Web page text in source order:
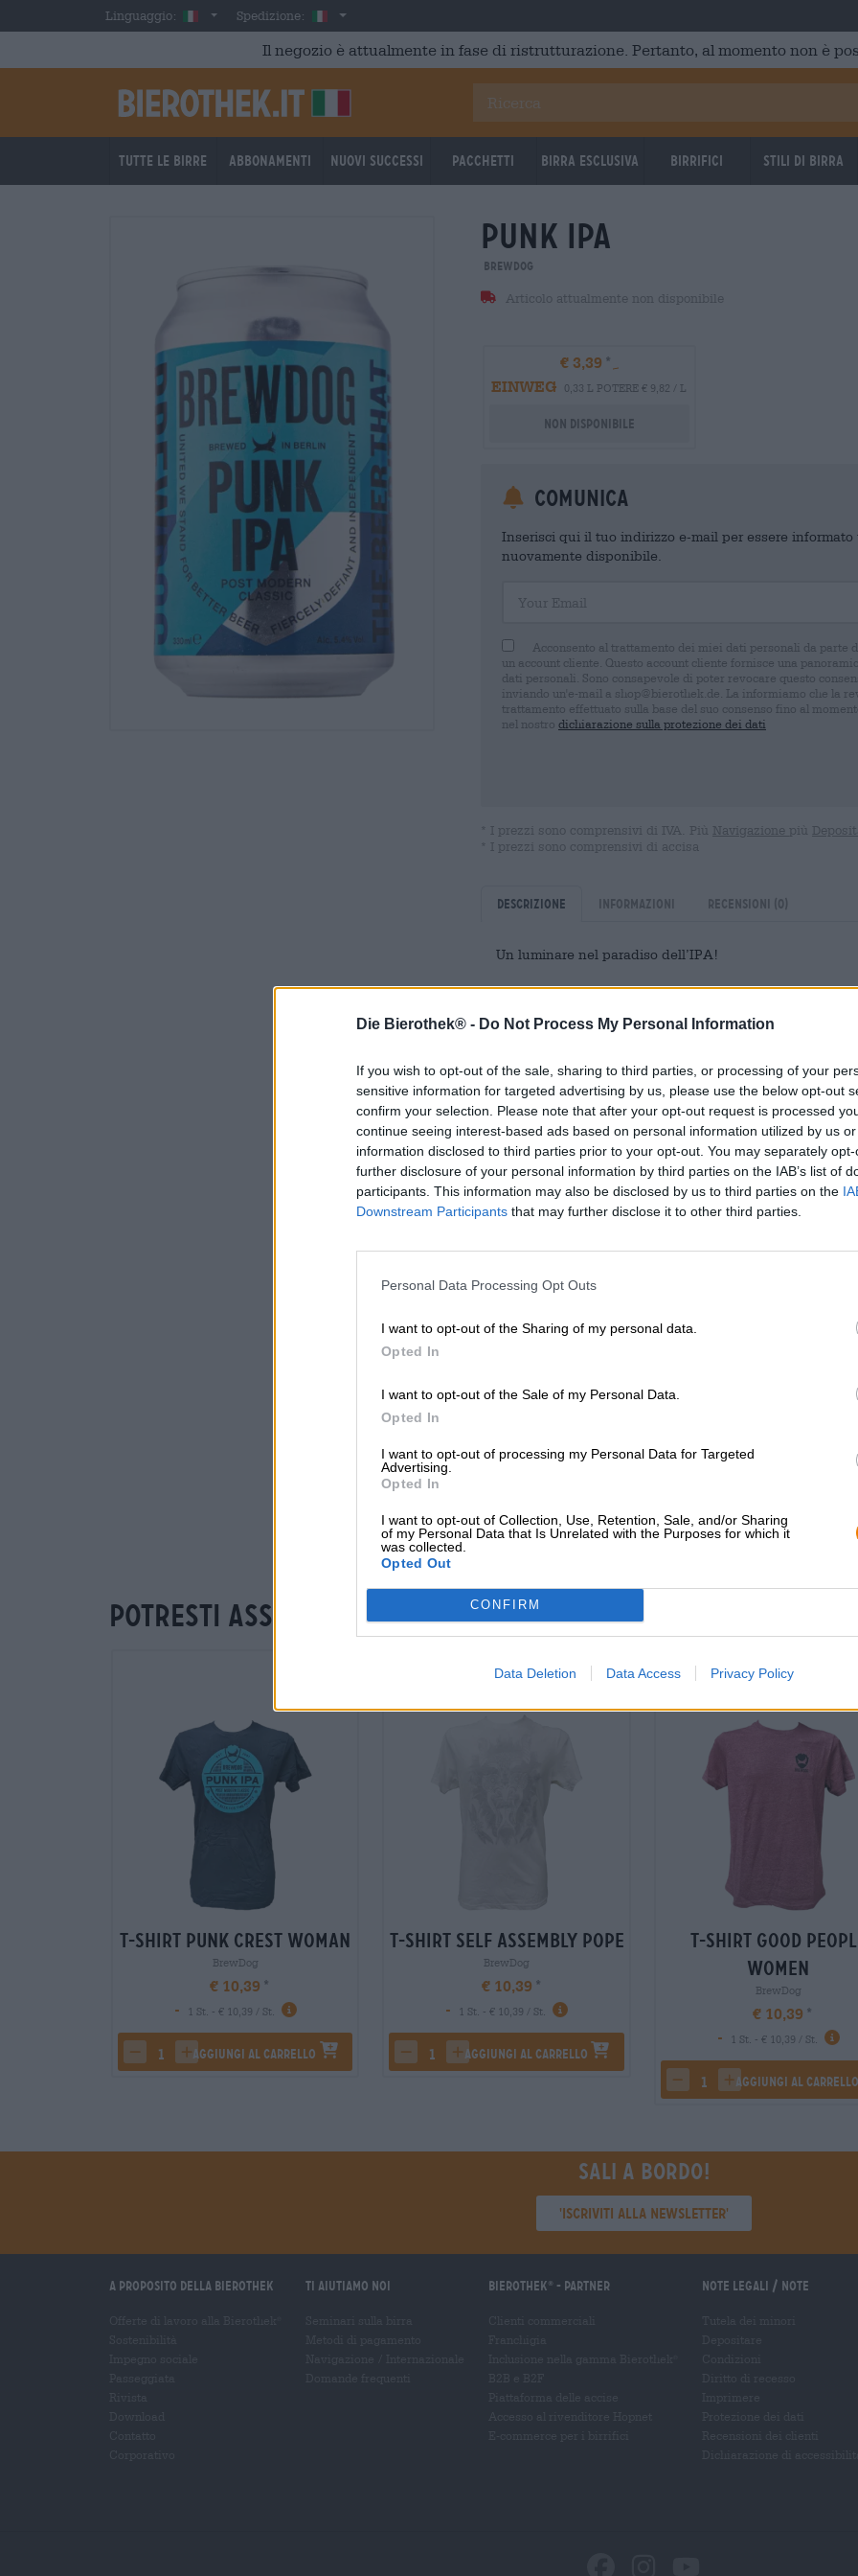
Die Bierothek® - Do Not Process My Personal Information
If you wish to opt-out of the sale, sharing to third parties, or processing of your
sensitive information for targeted advertising by us, please use the below opt-out
confirm your selection. Please note that after your opt-out request is processed
continue seeing interest-based ads based on personal information utilized by us
information disclosed to third parties prior to your opt-out. You may separately
further disclosure of your personal information by third parties on the IAB’s list of
participants. This information may also be disclosed by us to third parties on the
Downstream Participants that may further disclose it to other third parties.
Personal Data Processing Opt Outs
I want to opt-out of the Sharing of my personal data.
Opted In
I want to opt-out of the Sale of my Personal Data.
Opted In
I want to opt-out of processing my Personal Data for Targeted
Advertising.
Opted In
I want to opt-out of Collection, Use, Retention, Sale, and/or Sharing
of my Personal Data that Is Unrelated with the Purposes for which it
was collected.
Opted Out
CONFIRM
Data Deletion Data Access Privacy Policy
Skip to main contentLinguaggio: ItalianSpedizione: Italia
Il negozio è attualmente in fase di ristrutturazione. Pertanto, al momento non è
Tutte le birre Abbonamenti Nuovi successi Pacchetti Birra Esclusiva Birrifici Stili di birra
punk ipa
BrewDog
Articolo attualmente non disponibile
€ 3,39
EINWEG
0,33 L POTERE € 9,82 / L
Non disponibile
Comunica
Inserisci qui il tuo indirizzo e-mail per essere
nuovamente disponibile.
Acconsento al trattamento dei miei dati personali da parte
un account cliente. Questo account cliente fornisce una
dati personali. Sono consapevole di poter revocare questo
inviando un'e-mail a shop@bierothek.de. La informiamo che la
trattamento effettuato sulla base del suo consenso fino al
nel nostro dichiarazione sulla protezione dei dati
* I prezzi sono comprensivi di IVA. Più Navigazione più
* I prezzi sono comprensivi di accisa
Descrizione Informazioni Recensioni (0)
Un luminare nel paradiso dell’IPA!
La Punk IPA è considerata un vero classico della
ragione di ciò risiede nella nota fruttata rigogliosa e
durante la prova del gusto. Gli scozzesi hanno
luppolo Chinook, Amarillo, Simcoe, Cascade, Athanum
potrebbe essere più fruttata.
Non appena versi la Punk IPA dal colore ambrato, il
al sole intrappola il tuo naso. Lì, l’albicocca e il mango
un cocktail tropicale. L’intenditore prende litchi,
aromatico. Il gusto dell’IPA di BrewDog colpisce per il
inonda il palato. A poco a poco, la nota di frutta
luppolo, che continua a guadagnare slancio fino al
il dolce fruttato del gusto iniziale man mano che la
di frutta di lottare ripetutamente per emergere in
bilanciata e varia!
Il popolare sempreverde di BrewDog è ora disponibile
BIRRA
shop@bierothek.de
Du willst größere
Potresti assaggiare anche quello
T-Shirt Punk Crest Woman
BrewDog
€ 10,39
-
1 St. - € 10,39 / St.
decrease quantity
increase quantity
Aggiungi al carrello
T-Shirt self assembly pope
BrewDog
€ 10,39
-
1 St. - € 10,39 / St.
decrease quantity
increase quantity
Aggiungi al carrello
T-Shirt good
women
BrewDog
€ 10,39
-
1 St. - € 10,39 / St.
decrease quantity
increase quantity
Aggiungi al carrello
Sali a bordo!
'Iscriviti alla newsletter'
A proposito della Bierothek Ti aiutiamo noi Bierothek - Partner Note legali / Note